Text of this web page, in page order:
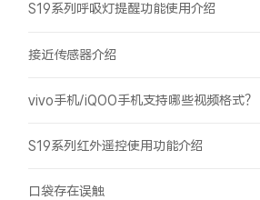
S19系列呼吸灯提醒功能使用介绍
接近传感器介绍
vivo手机/iQOO手机支持哪些视频格式？
S19系列红外遥控使用功能介绍
口袋存在误触